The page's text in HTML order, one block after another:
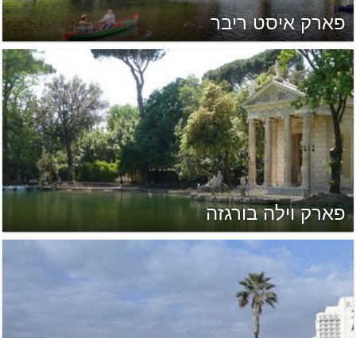
פארק איסט ריבר
פארק וילה בורגזה